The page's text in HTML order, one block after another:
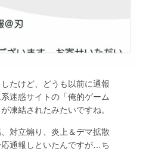
たけど、どうも以前に通報
迷惑サイトの「俺的ゲーム
凍結されたみたいですね。
対立煽り、炎上＆デマ拡散
通報しといたんですが…ち